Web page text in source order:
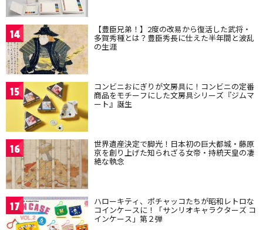
14 【豊臣兄弟！】2度の改易から復活した武将・
多賀秀種とは？豊臣秀長に仕えた半年間と波乱
の生涯
15 コンビニおにぎりが文房具に！コンビニの定番
商品をモチーフにした文房具シリーズ『ジムマ
ート』誕生
16 世界遺産決定で脚光！日本初の巨大都城・藤原
京を創り上げた知られざる女帝・持統天皇の凄
絶な執念
17 ハローキティ、ポチャッコたちが昭和レトロな
コインケースに！「サンリオキャラクターズ コ
インケース」第２弾